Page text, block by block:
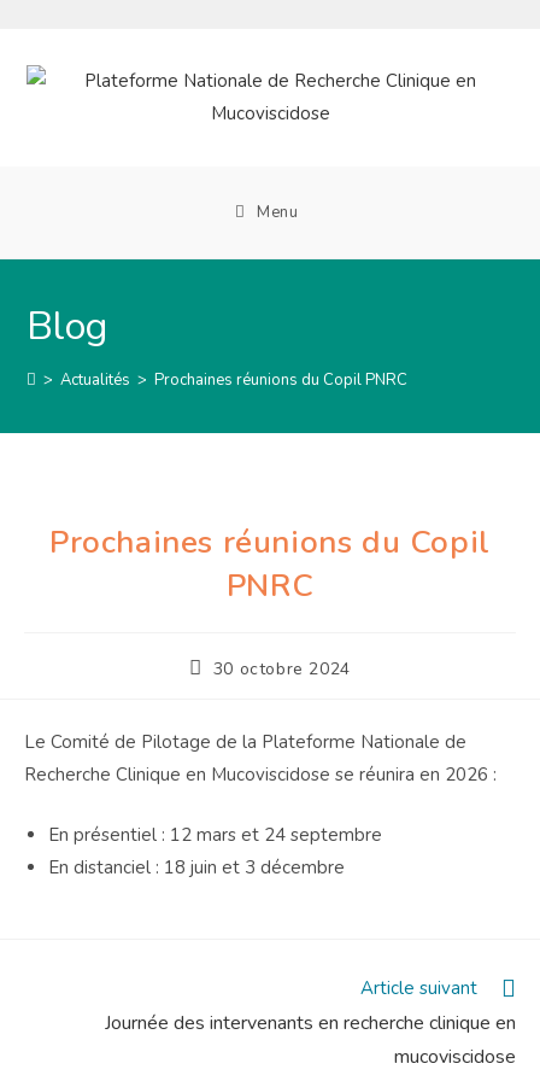
content
Menu
Blog
> Actualités > Prochaines réunions du Copil PNRC
Prochaines réunions du Copil
PNRC
Publication
30 octobre 2024
Le Comité de Pilotage de la Plateforme Nationale de
Recherche Clinique en Mucoviscidose se réunira en 2026 :
En présentiel : 12 mars et 24 septembre
En distanciel : 18 juin et 3 décembre
Article suivant
Journée des intervenants en recherche clinique en
mucoviscidose